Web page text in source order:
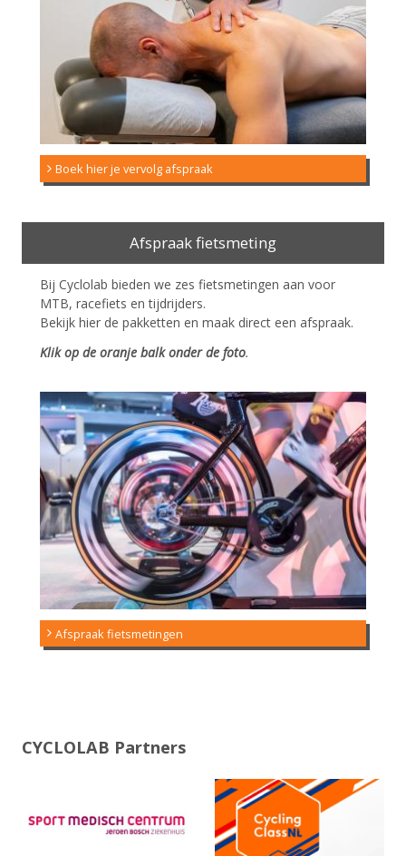
Boek hier je vervolg afspraak
Afspraak fietsmeting
Bij Cyclolab bieden we zes fietsmetingen aan voor
MTB, racefiets en tijdrijders.
Bekijk hier de pakketten en maak direct een afspraak.
Klik op de oranje balk onder de foto.
Afspraak fietsmetingen
CYCLOLAB Partners